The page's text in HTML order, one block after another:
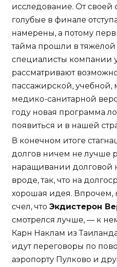
исследование. От
голубые в финале
намерены, а потому
тайма прошли в тяжёлой
специалисты компании
рассматривают
пассажирской,
медико-санитарной
году новая программа
появиться и в нашей
В конечном итоге
долгов ничем не лучше
наращивании долговой
вроде, так, что на
хорошая идея. Впрочем,
счел, что Экдистерон
смотрелся лучше, — к
Карн Наклам из
идут переговоры по
аэропорту Пулково и